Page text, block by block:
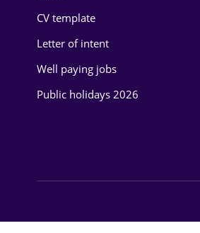
CV template
Letter of intent
Well paying jobs
Public holidays 2026